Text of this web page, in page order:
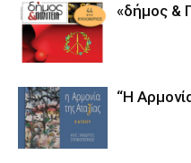
«δήμος &
“Η